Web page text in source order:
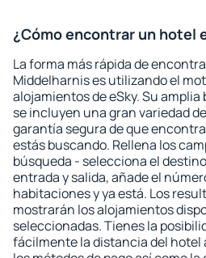
¿Cómo encontrar un hotel
La forma más rápida de
Middelharnis es utilizando el
alojamientos de eSky. Su amplia
se incluyen una gran variedad
garantía segura de que
estás buscando. Rellena los
búsqueda - selecciona el
entrada y salida, añade el
habitaciones y ya está. Los
mostrarán los alojamientos
seleccionadas. Tienes la
fácilmente la distancia del hotel